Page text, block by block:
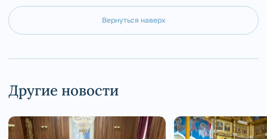
Вернуться наверх
Другие новости